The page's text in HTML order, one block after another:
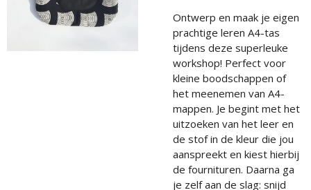
Ontwerp en maak je eigen
prachtige leren A4-tas
tijdens deze superleuke
workshop! Perfect voor
kleine boodschappen of
het meenemen van A4-
mappen. Je begint met het
uitzoeken van het leer en
de stof in de kleur die jou
aanspreekt en kiest hierbij
de fournituren. Daarna ga
je zelf aan de slag: snijd